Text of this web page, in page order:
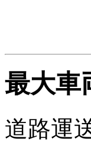
最大車
道路運